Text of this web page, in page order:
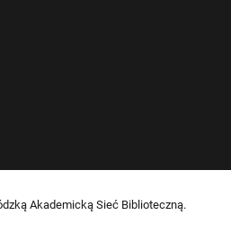
Akademicką Sieć Biblioteczną.